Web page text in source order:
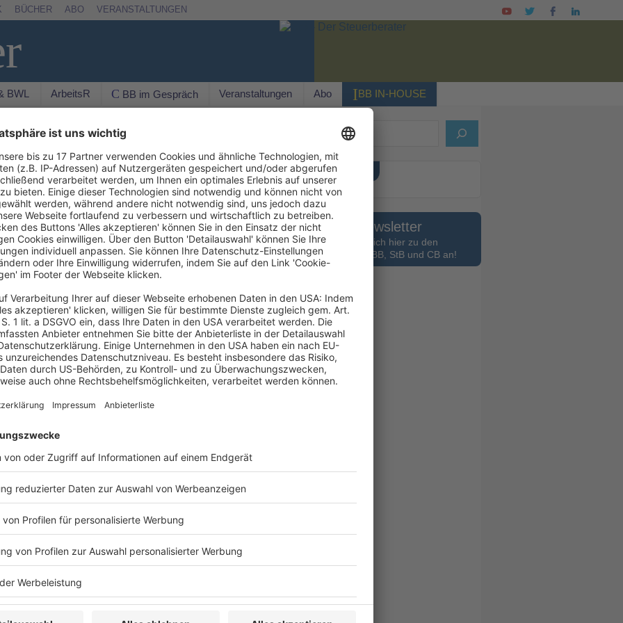
BÜCHER ABO VERANSTALTUNGEN
BWL ArbeitsR C BB im Gespräch Veranstaltungen Abo IBB IN-HOUSE
Antworten-
(IDW) behandelt ausgewählte Fragen zur
Ein gesonderter Abschnitt
für Institute. Hintergrund: Bestimmte
erstmals für ein nach dem 21.6.2024
(EIB) nach den Vorschriften
zu machen. Die Vorschriften basieren auf der
EU (Bilanz-RL) und wurden mit dem Gesetz
Offenlegung von Ertragsteuerinformationen
sowie zur Änderung des
(EIB-RL-UmsG) in nationales
zwei Fragen zum Anwendungsbereich ergänzt
Tochterunternehmen eines wegen seiner
dennoch EIB-Pflichten unterliegt.
des Überschreitens des Schwellenwertes von
zu betrachten ist. Der Text ist für IDW-
und kann als Print on Demand im IDW Verlag
Update
AKTUELLES HEFT
Newsletter
Melden Sie sich hier zu den
Newslettern des BB, StB und CB an!